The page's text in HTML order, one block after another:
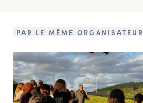
PAR LE MÊME ORGANISATEUR